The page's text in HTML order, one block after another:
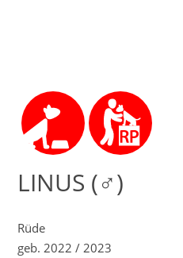
LINUS (♂)
Rüde
geb. 2022 / 2023